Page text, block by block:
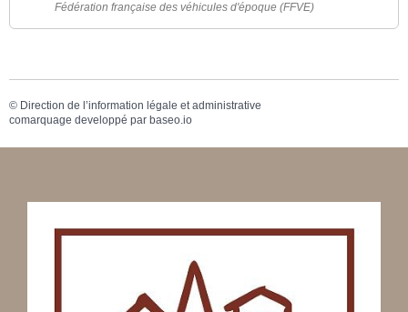
Fédération française des véhicules d'époque (FFVE)
© Direction de l’information légale et administrative
comarquage developpé par baseo.io